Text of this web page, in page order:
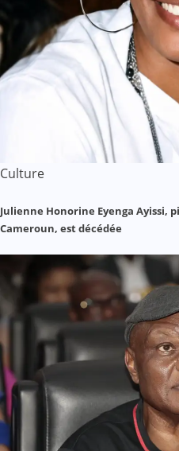
Culture
Julienne Honorine Eyenga Ayissi,
Cameroun, est décédée